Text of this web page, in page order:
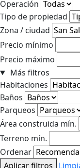
Operación
Tipo de propiedad
Zona / ciudad
Precio mínimo
Precio máximo
Más filtros
Habitaciones
Baños
Parqueos
Área construida mín.
Terreno mín.
Ordenar
Aplicar filtros